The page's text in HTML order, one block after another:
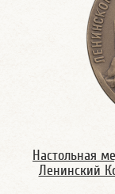
Настольная
Ленинский